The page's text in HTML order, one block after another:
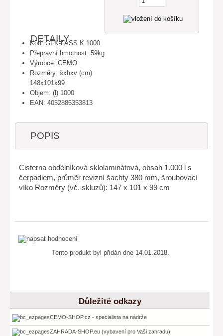
DETAILY
Kód: GFK-FASS K 1000
Přepravní hmotnost: 59kg
Výrobce: CEMO
Rozměry: šxhxv (cm)
148x101x99
Objem: (l) 1000
EAN: 4052886353813
POPIS
Cisterna obdélníková sklolaminátová, obsah 1.000 l s
čerpadlem, průměr revizní šachty 380 mm, šroubovací
víko Rozměry (vč. skluzů): 147 x 101 x 99 cm
Tento produkt byl přidán dne 14.01.2018.
Důležité odkazy
CEMO-SHOP.cz - specialista na nádrže
ZAHRADA-SHOP.eu (vybavení pro Vaši zahradu)